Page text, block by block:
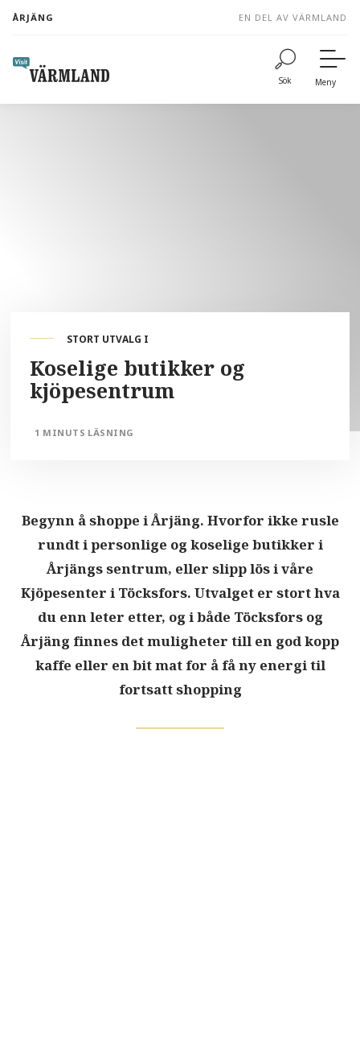
content
ÅRJÄNG EN DEL AV VÄRMLAND
Sök Meny
STORT UTVALG I
Koselige butikker og
kjöpesentrum
1 MINUTS LÄSNING
Begynn å shoppe i Årjäng. Hvorfor ikke rusle
rundt i personlige og koselige butikker i
Årjängs sentrum, eller slipp lös i våre
Kjöpesenter i Töcksfors. Utvalget er stort hva
du enn leter etter, og i både Töcksfors og
Årjäng finnes det muligheter till en god kopp
kaffe eller en bit mat for å få ny energi til
fortsatt shopping